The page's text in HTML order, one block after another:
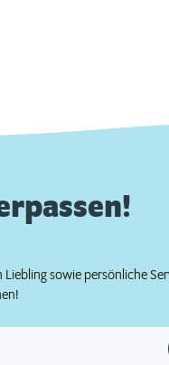
Liebling sowie persönliche